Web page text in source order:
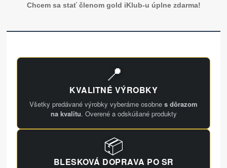
Chcem sa stať členom gold iKlub-u úplne zdarma!
📍
KVALITNÉ VÝROBKY
Všetky predávané výrobky vyberáme osobne s dôrazom
na kvalitu. Overené a odskúšané produkty
📦
BLESKOVÁ DOPRAVA PO SR